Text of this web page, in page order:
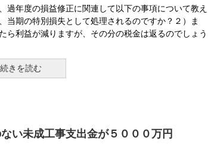
過年度の損益修正に関連して以下の事項について教え
当期の特別損失として処理されるのですか？２）ま
ら利益が減りますが、その分の税金は返るのでしょう
続きを読む
い未成工事支出金が５０００万円